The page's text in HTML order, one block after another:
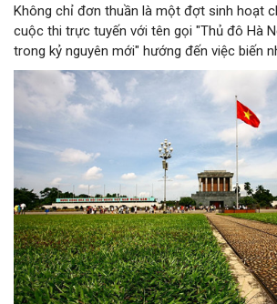
Không chỉ đơn thuần là một đợt sinh hoạt
cuộc thi trực tuyến với tên gọi "Thủ đô Hà
trong kỷ nguyên mới" hướng đến việc biến
chiến lược trong Nghị quyết số 02-NQ/TW
thành niềm tin, thành nhận thức chung của